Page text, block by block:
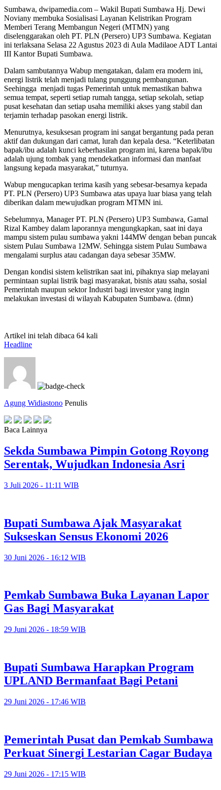
Sumbawa, dwipamedia.com – Wakil Bupati Sumbawa Hj. Dewi
Noviany membuka Sosialisasi Layanan Kelistrikan Program
Memberi Terang Membangun Negeri (MTMN) yang
diselenggarakan oleh PT. PLN (Persero) UP3 Sumbawa. Kegiatan
ini terlaksana Selasa 22 Agustus 2023 di Aula Madilaoe ADT Lantai
III Kantor Bupati Sumbawa.
Dalam sambutannya Wabup mengatakan, dalam era modern ini,
energi listrik telah menjadi tulang punggung pembangunan.
Seehingga menjadi tugas Pemerintah untuk memastikan bahwa
semua tempat, seperti setiap rumah tangga, setiap sekolah, setiap
pusat kesehatan dan setiap usaha memiliki akses yang stabil dan
terjamin terhadap pasokan energi listrik.
Menurutnya, kesuksesan program ini sangat bergantung pada peran
aktif dan dukungan dari camat, lurah dan kepala desa. “Keterlibatan
bapak/ibu adalah kunci keberhasilan program ini, karena bapak/ibu
adalah ujung tombak yang mendekatkan informasi dan manfaat
langsung kepada masyarakat,” tuturnya.
Wabup mengucapkan terima kasih yang sebesar-besarnya kepada
PT. PLN (Persero) UP3 Sumbawa atas upaya luar biasa yang telah
diberikan dalam mewujudkan program MTMN ini.
Sebelumnya, Manager PT. PLN (Persero) UP3 Sumbawa, Gamal
Rizal Kambey dalam laporannya mengungkapkan, saat ini daya
mampu sistem pulau sumbawa yakni 144MW dengan beban puncak
sistem Pulau Sumbawa 12MW. Sehingga sistem Pulau Sumbawa
mengalami surplus atau cadangan daya sebesar 35MW.
Dengan kondisi sistem kelistrikan saat ini, pihaknya siap melayani
permintaan suplai listrik bagi masyarakat, bisnis atau ssaha, sosial
Pemerintah maupun sektor Industri bagi investor yang ingin
melakukan investasi di wilayah Kabupaten Sumbawa. (dmn)
Artikel ini telah dibaca 64 kali
Headline
Agung Widiastono Penulis
Baca Lainnya
Sekda Sumbawa Pimpin Gotong Royong
Serentak, Wujudkan Indonesia Asri
3 Juli 2026 - 11:11 WIB
Bupati Sumbawa Ajak Masyarakat
Sukseskan Sensus Ekonomi 2026
30 Juni 2026 - 16:12 WIB
Pemkab Sumbawa Buka Layanan Lapor
Gas Bagi Masyarakat
29 Juni 2026 - 18:59 WIB
Bupati Sumbawa Harapkan Program
UPLAND Bermanfaat Bagi Petani
29 Juni 2026 - 17:46 WIB
Pemerintah Pusat dan Pemkab Sumbawa
Perkuat Sinergi Lestarian Cagar Budaya
29 Juni 2026 - 17:15 WIB